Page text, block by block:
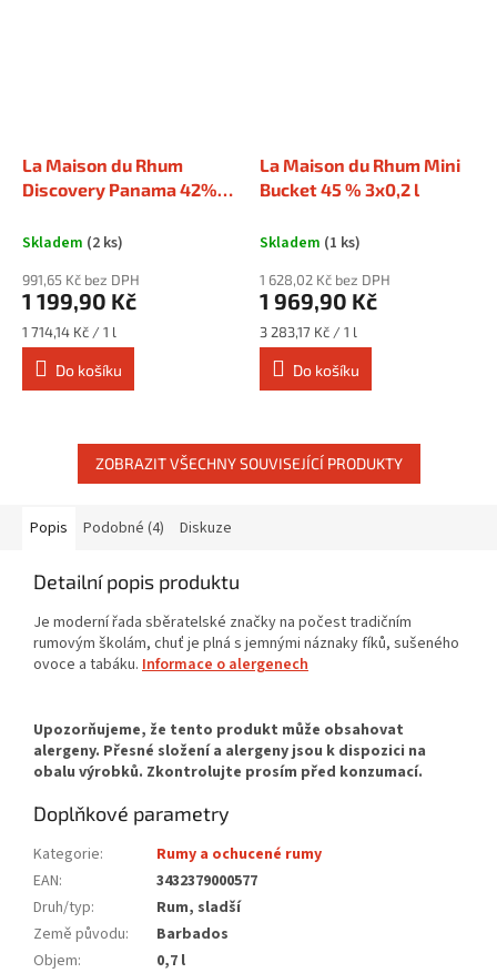
La Maison du Rhum
Discovery Panama 42%
Skladem (2 ks)
991,65 Kč bez DPH
1 199,90 Kč
Měrná
cena:
1 714,14 Kč / 1 l
Do košíku
La Maison du Rhum Mini
Bucket 45 % 3x0,2 l
Skladem (1 ks)
1 628,02 Kč bez DPH
1 969,90 Kč
Měrná
cena:
3 283,17 Kč / 1 l
Do košíku
ZOBRAZIT VŠECHNY SOUVISEJÍCÍ PRODUKTY
Popis Podobné (4) Diskuze
Detailní popis produktu
Je moderní řada sběratelské značky na počest tradičním
rumovým školám, chuť je plná s jemnými náznaky fíků, sušeného
ovoce a tabáku. Informace o alergenech
Doplňkové parametry
Kategorie:
Rumy a ochucené rumy
EAN:
3432379000577
Druh/typ:
Rum, sladší
Země původu:
Barbados
Objem:
0,7 l